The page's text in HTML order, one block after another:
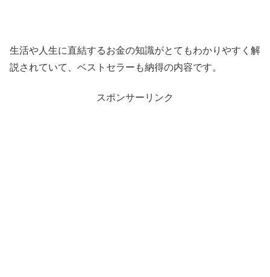
生活や人生に直結するお金の知識がとてもわかりやすく解
説されていて、ベストセラーも納得の内容です。
スポンサーリンク